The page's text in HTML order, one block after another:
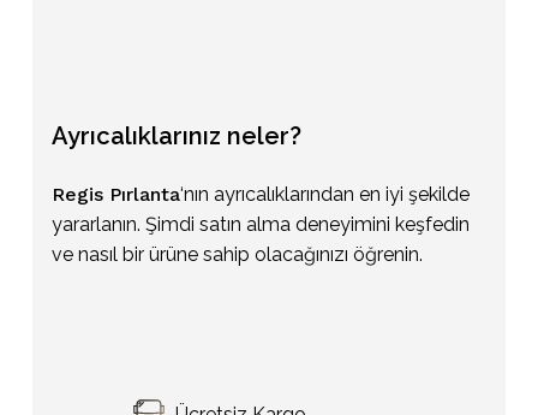
Go To Shop
Ayrıcalıklarınız neler?
Regis Pırlanta‘nın ayrıcalıklarından en iyi şekilde
yararlanın. Şimdi satın alma deneyimini keşfedin
ve nasıl bir ürüne sahip olacağınızı öğrenin.